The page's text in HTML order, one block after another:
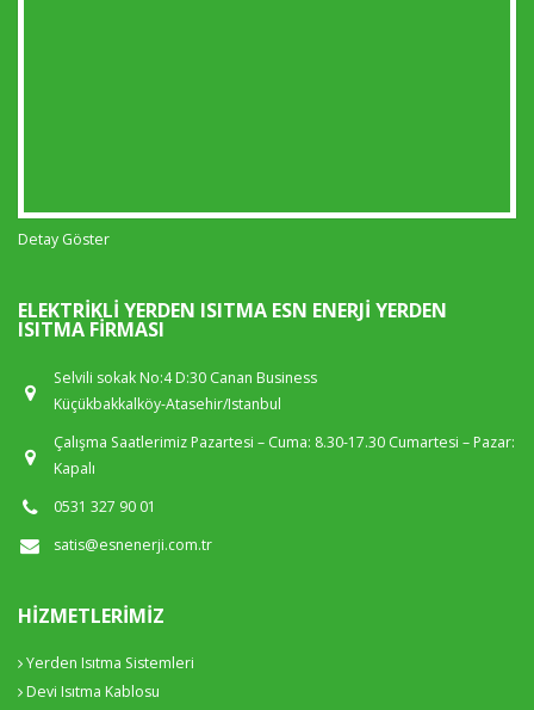
Detay Göster
ELEKTRIKLI YERDEN ISITMA ESN ENERJI YERDEN
ISITMA FIRMASI
Selvili sokak No:4 D:30 Canan Business
Küçükbakkalköy-Atasehir/Istanbul
Çalışma Saatlerimiz Pazartesi – Cuma: 8.30-17.30 Cumartesi – Pazar:
Kapalı
0531 327 90 01
satis@esnenerji.com.tr
HIZMETLERIMIZ
Yerden Isıtma Sistemleri
Devi Isıtma Kablosu